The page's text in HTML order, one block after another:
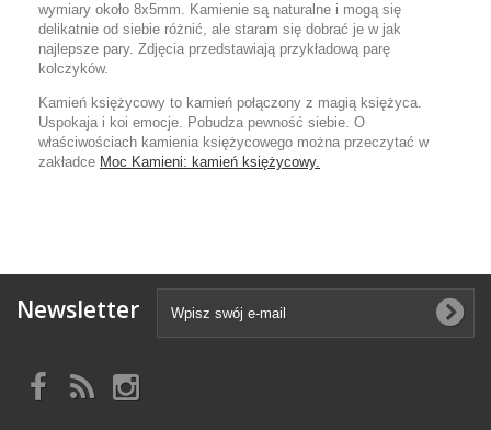
wymiary około 8x5mm. Kamienie są naturalne i mogą się
delikatnie od siebie różnić, ale staram się dobrać je w jak
najlepsze pary. Zdjęcia przedstawiają przykładową parę
kolczyków.
Kamień księżycowy to kamień połączony z magią księżyca.
Uspokaja i koi emocje. Pobudza pewność siebie. O
właściwościach kamienia księżycowego można przeczytać w
zakładce Moc Kamieni: kamień księżycowy.
Newsletter